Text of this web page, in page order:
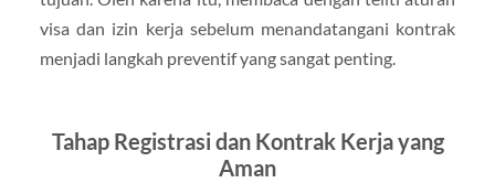
visa dan izin kerja sebelum menandatangani kontrak
menjadi langkah preventif yang sangat penting.
Tahap Registrasi dan Kontrak Kerja yang
Aman